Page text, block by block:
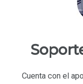
Cuenta con el